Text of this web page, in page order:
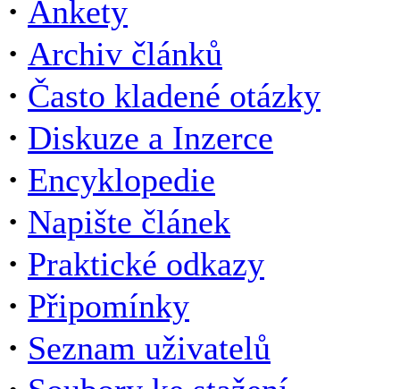
· Ankety
· Archiv článků
· Často kladené otázky
· Diskuze a Inzerce
· Encyklopedie
· Napište článek
· Praktické odkazy
· Připomínky
· Seznam uživatelů